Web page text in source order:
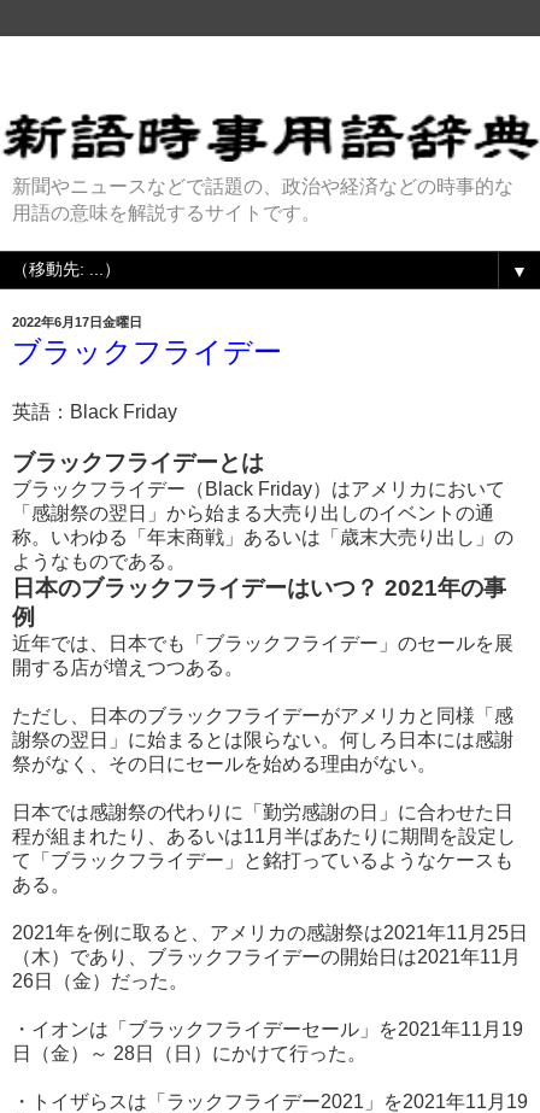
新聞やニュースなどで話題の、政治や経済などの時事的な
用語の意味を解説するサイトです。
▼
2022年6月17日金曜日
ブラックフライデー
英語：Black Friday
ブラックフライデーとは
ブラックフライデー（Black Friday）はアメリカにおいて
「感謝祭の翌日」から始まる大売り出しのイベントの通
称。いわゆる「年末商戦」あるいは「歳末大売り出し」の
ようなものである。
日本のブラックフライデーはいつ？ 2021年の事
例
近年では、日本でも「ブラックフライデー」のセールを展
開する店が増えつつある。
ただし、日本のブラックフライデーがアメリカと同様「感
謝祭の翌日」に始まるとは限らない。何しろ日本には感謝
祭がなく、その日にセールを始める理由がない。
日本では感謝祭の代わりに「勤労感謝の日」に合わせた日
程が組まれたり、あるいは11月半ばあたりに期間を設定し
て「ブラックフライデー」と銘打っているようなケースも
ある。
2021年を例に取ると、アメリカの感謝祭は2021年11月25日
（木）であり、ブラックフライデーの開始日は2021年11月
26日（金）だった。
・イオンは「ブラックフライデーセール」を2021年11月19
日（金）～ 28日（日）にかけて行った。
・トイザらスは「ラックフライデー2021」を2021年11月19